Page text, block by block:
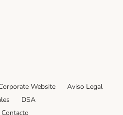
Website
Aviso Legal
DSA
Contacto